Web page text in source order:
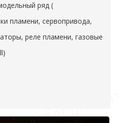
ряд (
пламени, сервопривода,
реле пламени, газовые